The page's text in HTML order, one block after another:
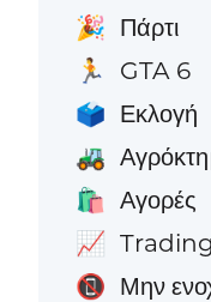
🎉 Πάρτι
🏃 GTA 6
🗳️ Εκλογή
🚜
🛍️ Αγορές
📈
📵 Μην